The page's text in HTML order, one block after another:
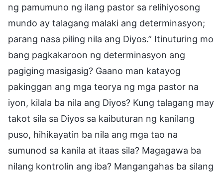
ng pamumuno ng ilang pastor sa relihiyosong
mundo ay talagang malaki ang determinasyon;
parang nasa piling nila ang Diyos.” Itinuturing mo
bang pagkakaroon ng determinasyon ang
pagiging masigasig? Gaano man katayog
pakinggan ang mga teorya ng mga pastor na
iyon, kilala ba nila ang Diyos? Kung talagang may
takot sila sa Diyos sa kaibuturan ng kanilang
puso, hihikayatin ba nila ang mga tao na
sumunod sa kanila at itaas sila? Magagawa ba
nilang kontrolin ang iba? Mangangahas ba silang